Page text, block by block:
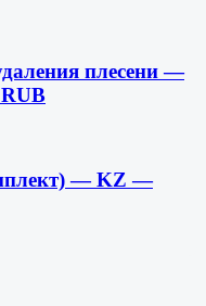
плесени —
— KZ —